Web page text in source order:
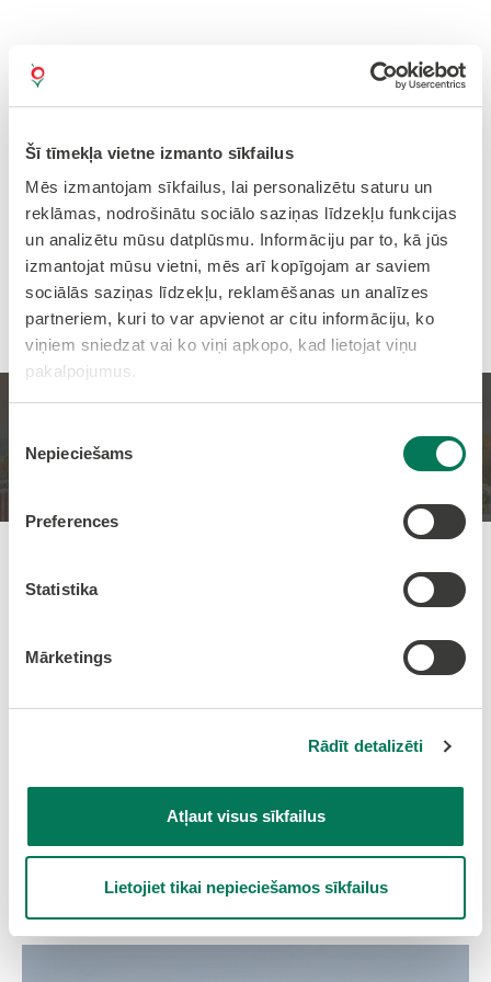
Šī tīmekļa vietne izmanto sīkfailus
Mēs izmantojam sīkfailus, lai personalizētu saturu un
reklāmas, nodrošinātu sociālo saziņas līdzekļu funkcijas
un analizētu mūsu datplūsmu. Informāciju par to, kā jūs
izmantojat mūsu vietni, mēs arī kopīgojam ar saviem
sociālās saziņas līdzekļu, reklamēšanas un analīzes
partneriem, kuri to var apvienot ar citu informāciju, ko
viņiem sniedzat vai ko viņi apkopo, kad lietojat viņu
pakalpojumus.
izvēle
Nepieciešams
Preferences
Statistika
Mārketings
Rādīt detalizēti
Atļaut visus sīkfailus
Lietojiet tikai nepieciešamos sīkfailus
Pasākumi jūnijā 2026!
Sākums JAUNUMI